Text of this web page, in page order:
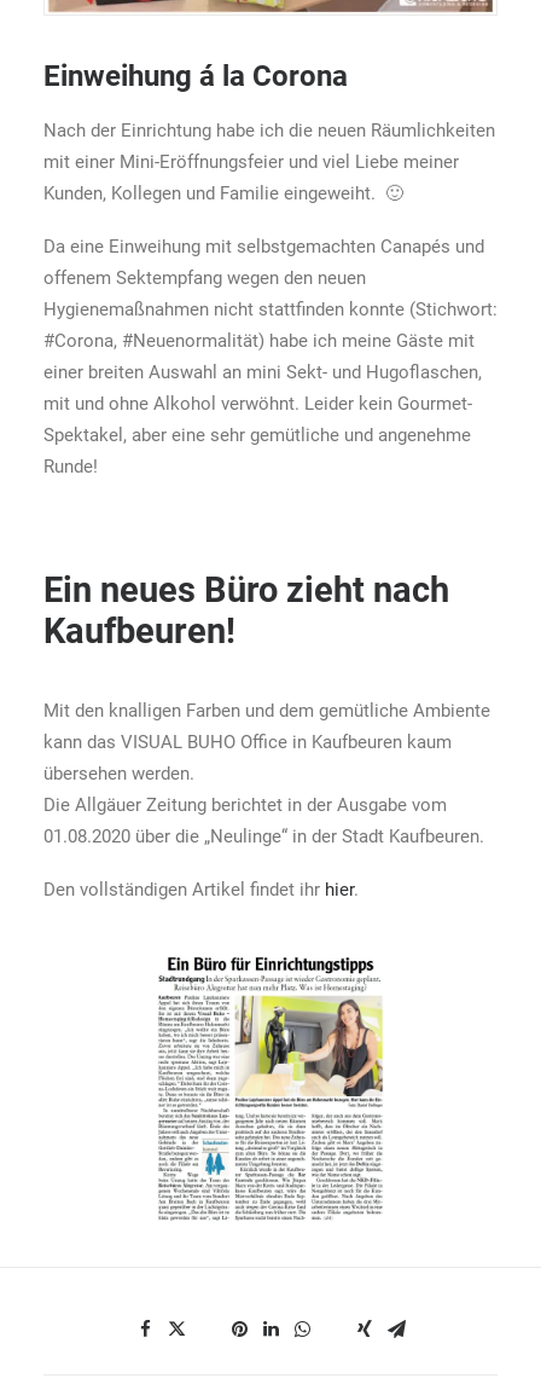
Einweihung á la Corona
Nach der Einrichtung habe ich die neuen Räumlichkeiten
mit einer Mini-Eröffnungsfeier und viel Liebe meiner
Kunden, Kollegen und Familie eingeweiht. 🙂
Da eine Einweihung mit selbstgemachten Canapés und
offenem Sektempfang wegen den neuen
Hygienemaßnahmen nicht stattfinden konnte (Stichwort:
#Corona, #Neuenormalität) habe ich meine Gäste mit
einer breiten Auswahl an mini Sekt- und Hugoflaschen,
mit und ohne Alkohol verwöhnt. Leider kein Gourmet-
Spektakel, aber eine sehr gemütliche und angenehme
Runde!
Ein neues Büro zieht nach
Kaufbeuren!
Mit den knalligen Farben und dem gemütliche Ambiente
kann das VISUAL BUHO Office in Kaufbeuren kaum
übersehen werden.
Die Allgäuer Zeitung berichtet in der Ausgabe vom
01.08.2020 über die „Neulinge“ in der Stadt Kaufbeuren.
Den vollständigen Artikel findet ihr hier.